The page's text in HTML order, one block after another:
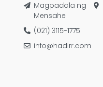
Magpadala ng
Mensahe
(021) 3115-1775
info@hadirr.com